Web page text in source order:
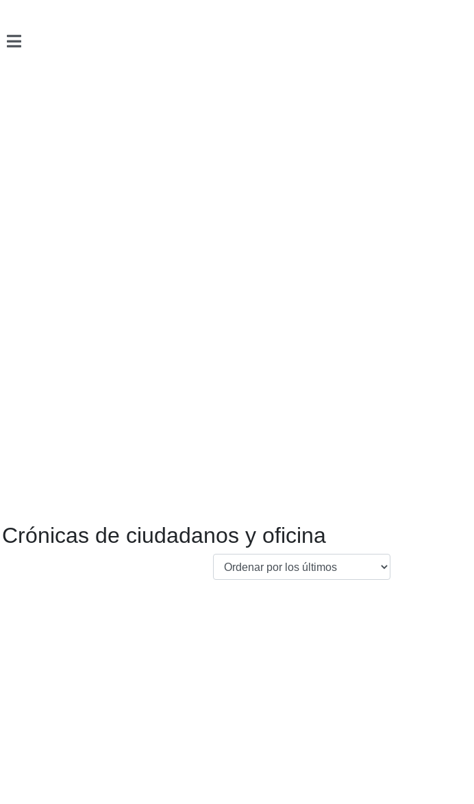
de ciudadanos y oficina